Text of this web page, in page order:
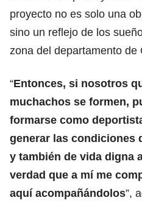
proyecto no es solo una
sino un reflejo de los
zona del departamento de
“Entonces, si nosotros
muchachos se formen,
formarse como
generar las condiciones
y también de vida digna
verdad que a mí me
aquí acompañándolos”,